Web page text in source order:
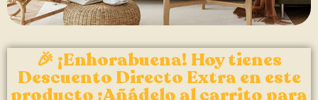
🎉 ¡Enhorabuena! Hoy tienes
Descuento Directo Extra en este
producto ¡Añádelo al carrito para